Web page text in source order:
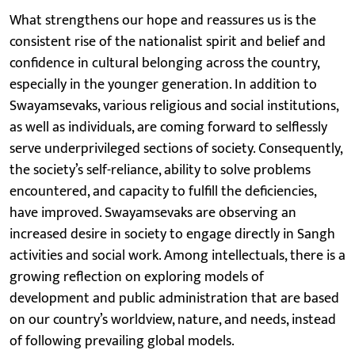
What strengthens our hope and reassures us is the
consistent rise of the nationalist spirit and belief and
confidence in cultural belonging across the country,
especially in the younger generation. In addition to
Swayamsevaks, various religious and social institutions,
as well as individuals, are coming forward to selflessly
serve underprivileged sections of society. Consequently,
the society’s self-reliance, ability to solve problems
encountered, and capacity to fulfill the deficiencies,
have improved. Swayamsevaks are observing an
increased desire in society to engage directly in Sangh
activities and social work. Among intellectuals, there is a
growing reflection on exploring models of
development and public administration that are based
on our country’s worldview, nature, and needs, instead
of following prevailing global models.